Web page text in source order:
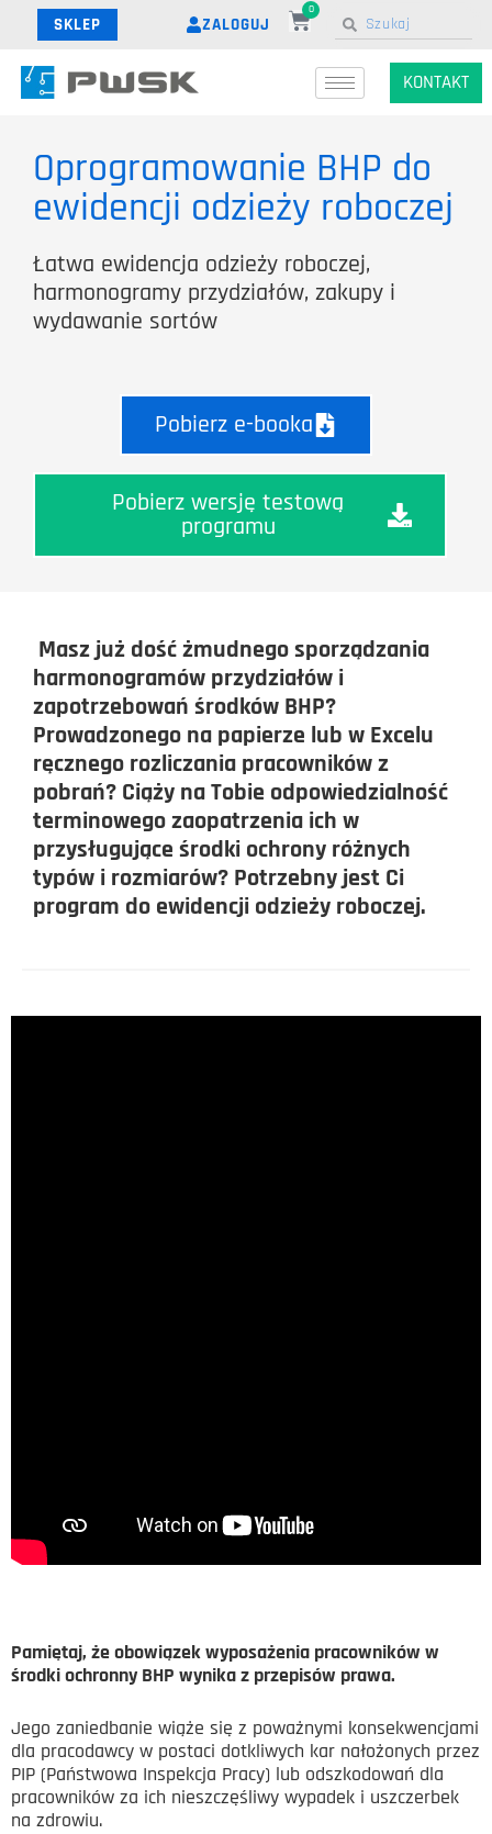
SKLEP ZALOGUJ
0
KONTAKT
Oprogramowanie BHP do
ewidencji odzieży roboczej
Łatwa ewidencja odzieży roboczej,
harmonogramy przydziałów, zakupy i
wydawanie sortów
Pobierz e-booka
Pobierz wersję testową
programu
Masz już dość żmudnego sporządzania
harmonogramów przydziałów i
zapotrzebowań środków BHP?
Prowadzonego na papierze lub w Excelu
ręcznego rozliczania pracowników z
pobrań? Ciąży na Tobie odpowiedzialność
terminowego zaopatrzenia ich w
przysługujące środki ochrony różnych
typów i rozmiarów? Potrzebny jest Ci
program do ewidencji odzieży roboczej.
Pamiętaj, że obowiązek wyposażenia pracowników w
środki ochronny BHP wynika z przepisów prawa.
Jego zaniedbanie wiąże się z poważnymi konsekwencjami
dla pracodawcy w postaci dotkliwych kar nałożonych przez
PIP (Państwowa Inspekcja Pracy) lub odszkodowań dla
pracowników za ich nieszczęśliwy wypadek i uszczerbek
na zdrowiu.